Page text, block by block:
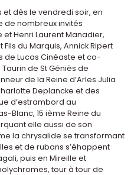
dès le vendredi soir, en
de nombreux invités
Henri Laurent Manadier,
du Marquis, Annick Ripert
de Lucas Cinéaste et co-
de St Géniès de
de la Reine d’Arles Julia
Deplancke et des
d’estrambord au
Blanc, 15 ième Reine du
elle aussi de son
la chrysalide se transformant
et de rubans s’éhappent
puis en Mireille et
tour à tour de